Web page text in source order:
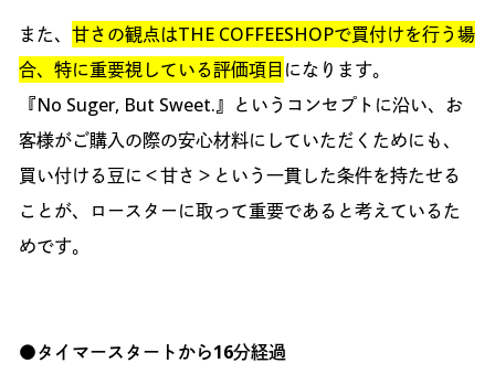
また、甘さの観点はTHE COFFEESHOPで買付けを行う場
合、特に重要視している評価項目 になります。
『No Suger, But Sweet.』というコンセプトに沿い、お
客様がご購入の際の安心材料にしていただくためにも、
買い付ける豆に＜甘さ＞という一貫した条件を持たせる
ことが、ロースターに取って重要であると考えているた
めです。
●タイマースタートから16分経過